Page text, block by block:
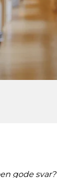
gode svar?